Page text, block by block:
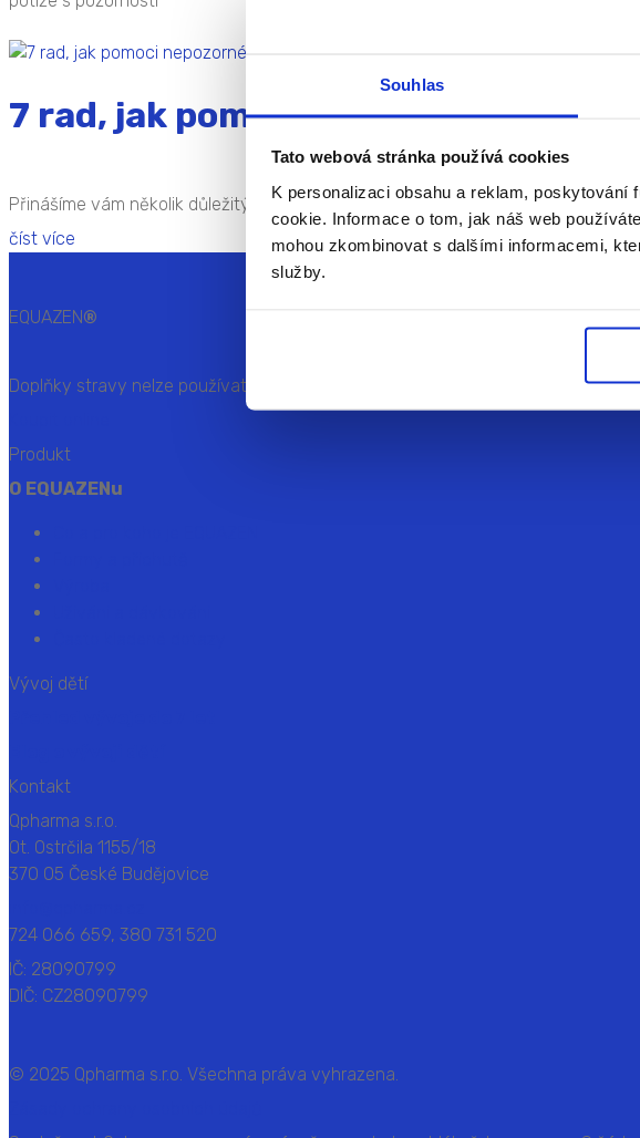
Souhlas
Tato webová stránka používá cookies
K personalizaci obsahu a reklam,
cookie. Informace o tom, jak náš web
mohou zkombinovat s dalšími informacemi,
služby.
7 rad, jak pomoci nepozornému dítěti
Přinášíme vám několik důležitých tipů, které mohou pomoci řešit problémy s
číst více
EQUAZEN®
Doplňky stravy nelze používat jako náhradu pestré stravy. Pro správné
Produkt
O EQUAZENu
Vývoj dětí
Kontakt
Qpharma s.r.o.
Ot. Ostrčila 1155/18
370 05 České Budějovice
724 066 659, 380 731 520
IČ: 28090799
DIČ: CZ28090799
© 2025 Qpharma s.r.o. Všechna práva vyhrazena.